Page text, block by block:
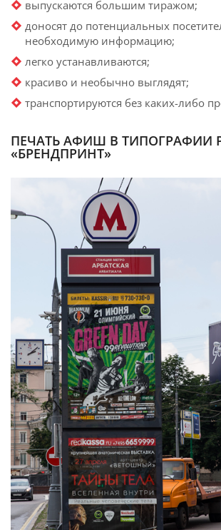
выпускаются большим тиражом;
доносят до потенциальных
необходимую информацию;
легко устанавливаются;
красиво и необычно выглядят;
транспортируются без каких-либо
ПЕЧАТЬ АФИШ В ТИПОГРАФИИ
«БРЕНДПРИНТ»